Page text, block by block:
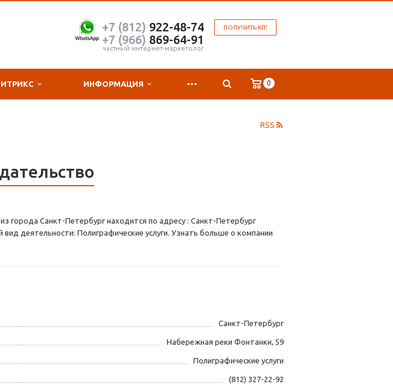
ПОЛУЧИТЬ КП!
+7 (812) 922-48-74
+7 (966) 869-64-91
частный интернет-маркетолог
ИНФОРМАЦИЯ ... 0
RSS
города Санкт-Петербург находится по адресу : Санкт-Петербург
деятельности: Полиграфические услуги. Узнать больше о компании
Санкт-Петербург
Набережная реки Фонтанки, 59
Полиграфические услуги
(812) 327-22-92